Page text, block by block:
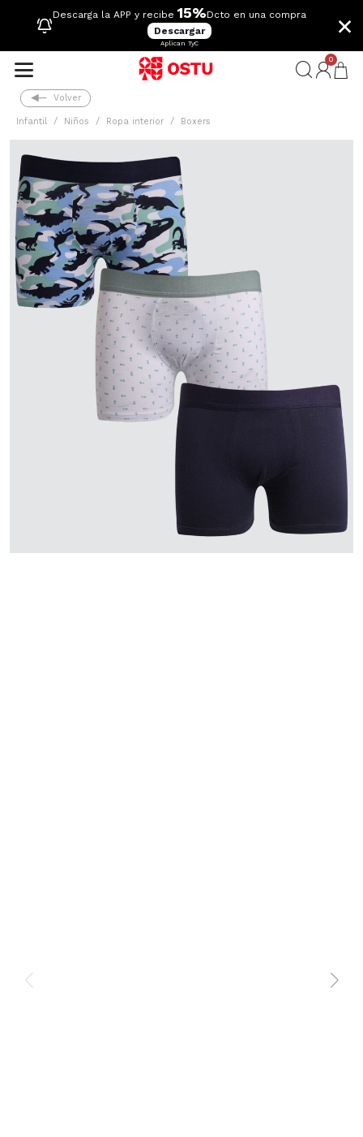
Descarga la APP y recibe 15%Dcto en una compra
Descargar
Aplican TyC
×
0
Volver
Infantil Niños Ropa interior Boxers